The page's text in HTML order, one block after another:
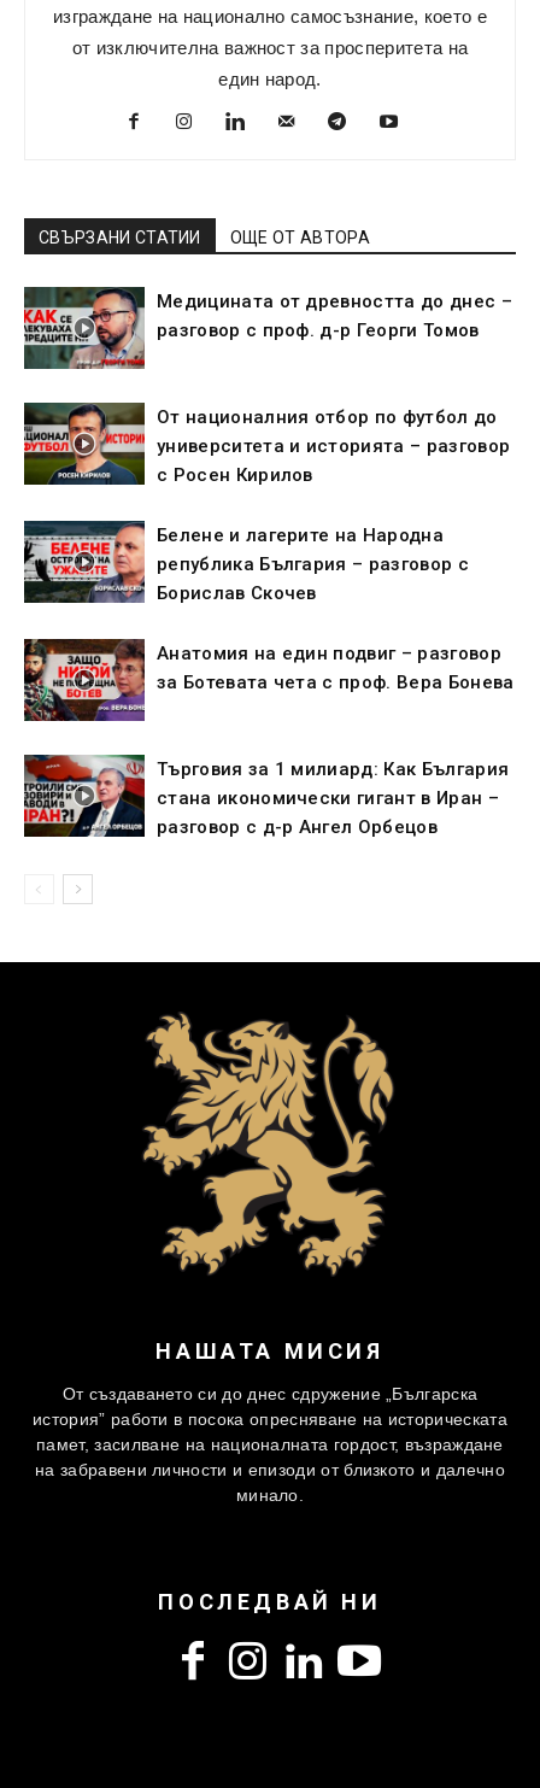
изграждане на национално самосъзнание, което е
от изключителна важност за просперитета на
един народ.
СВЪРЗАНИ СТАТИИ ОЩЕ ОТ АВТОРА
Медицината от древността до днес –
разговор с проф. д-р Георги Томов
От националния отбор по футбол до
университета и историята – разговор
с Росен Кирилов
Белене и лагерите на Народна
република България – разговор с
Борислав Скочев
Анатомия на един подвиг – разговор
за Ботевата чета с проф. Вера Бонева
Търговия за 1 милиард: Как България
стана икономически гигант в Иран –
разговор с д-р Ангел Орбецов
НАШАТА МИСИЯ
От създаването си до днес сдружение „Българска
история” работи в посока опресняване на историческата
памет, засилване на националната гордост, възраждане
на забравени личности и епизоди от близкото и далечно
минало.
ПОСЛЕДВАЙ НИ